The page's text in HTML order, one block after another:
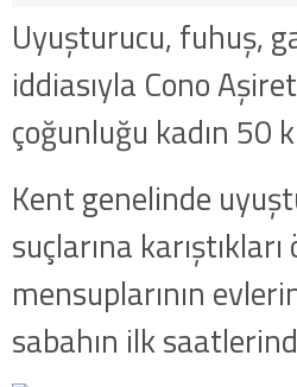
Uyuşturucu, fuhuş,
iddiasıyla Cono
çoğunluğu kadın 50
Kent genelinde
suçlarına
mensuplarının
sabahın ilk